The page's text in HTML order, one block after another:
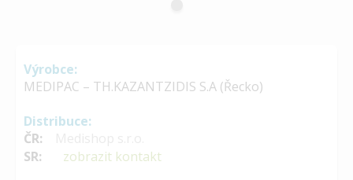
Výrobce:
MEDIPAC – TH.KAZANTZIDIS S.A (Řecko)
Distribuce:
ČR:
SR:
zobrazit kontakt